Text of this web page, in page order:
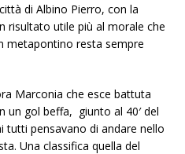
di Albino Pierro, con la
risultato utile più al morale che
metapontino resta sempre
Marconia che esce battuta
un gol beffa, giunto al 40′ del
pensavano di andare nello
Una classifica quella del